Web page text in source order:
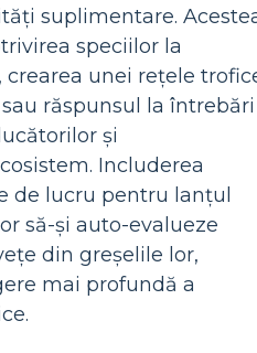
suplimentare.
speciilor la
unei rețele
răspunsul la întrebări
și
Includerea
de lucru pentru lanțul
să-și auto-evalueze
din greșelile lor,
mai profundă a